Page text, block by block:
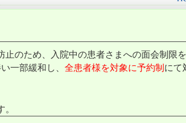
のため、入院中の患者さまへの面会制限
一部緩和し、 全患者様を対象に予約制 にて